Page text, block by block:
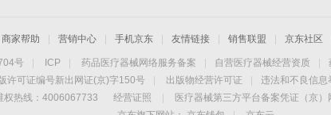
商家帮助 营销中心 手机京东 友情链接 销售联盟 京东社区
号 ICP 药品医疗器械网络服务备案 自营医疗器械经营资质
许可证编号新出网证(京)字150号
出版物经营许可证
违法和不良信
权热线：4006067733 经营证照 医疗器械第三方平台备案凭证（京